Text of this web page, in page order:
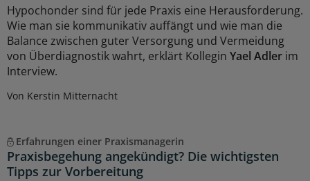
Hypochonder sind für jede Praxis eine Herausforderung.
Wie man sie kommunikativ auffängt und wie man die
Balance zwischen guter Versorgung und Vermeidung
von Überdiagnostik wahrt, erklärt Kollegin Yael Adler im
Interview.
Von Kerstin Mitternacht
Erfahrungen einer Praxismanagerin
Praxisbegehung angekündigt? Die wichtigsten
Tipps zur Vorbereitung